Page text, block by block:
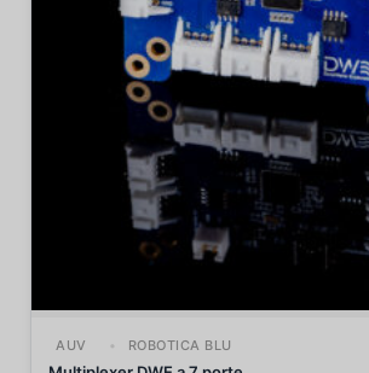
AUV ROBOTICA BLU